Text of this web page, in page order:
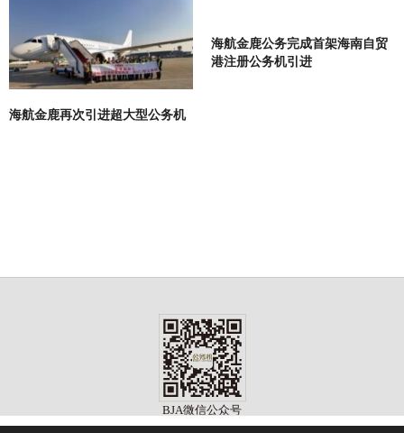
海航金鹿再次引进超大型公务机
海航金鹿公务完成首架海南自贸
港注册公务机引进